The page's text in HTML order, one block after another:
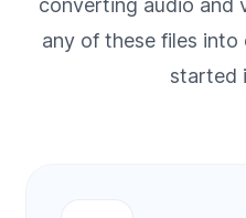
converting audio and
any of these files
started